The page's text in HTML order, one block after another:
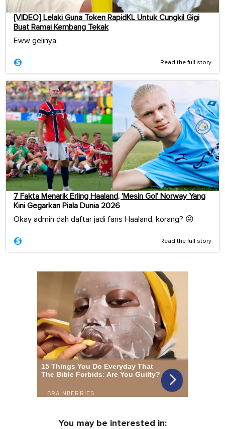
[VIDEO] Lelaki Guna Token RapidKL Untuk Cungkil Gigi
Buat Ramai Kembang Tekak
Eww gelinya.
Read the full story
7 Fakta Menarik Erling Haaland, ‘Mesin Gol’ Norway Yang
Kini Gegarkan Piala Dunia 2026
Okay admin dah daftar jadi fans Haaland, korang? 😛
Read the full story
You may be interested in: